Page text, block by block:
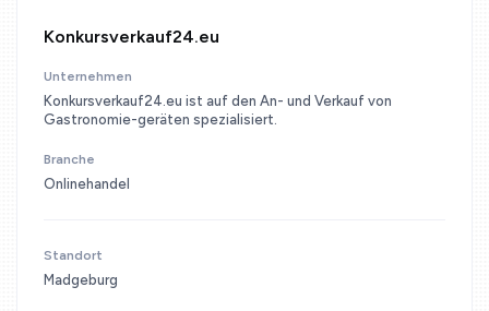
Konkursverkauf24.eu
Unternehmen
Konkursverkauf24.eu ist auf den An- und Verkauf von
Gastronomie-geräten spezialisiert.
Branche
Onlinehandel
Standort
Madgeburg